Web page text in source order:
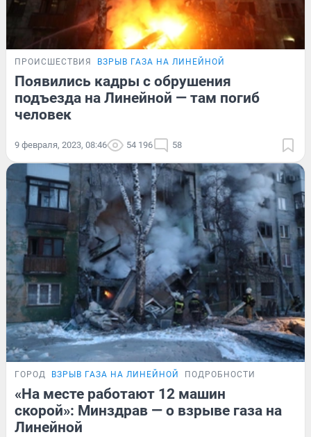
ПРОИСШЕСТВИЯ ВЗРЫВ ГАЗА НА ЛИНЕЙНОЙ
Появились кадры с обрушения
подъезда на Линейной — там погиб
человек
9 февраля, 2023, 08:46 54 196 58
ГОРОД ВЗРЫВ ГАЗА НА ЛИНЕЙНОЙ ПОДРОБНОСТИ
«На месте работают 12 машин
скорой»: Минздрав — о взрыве газа на
Линейной